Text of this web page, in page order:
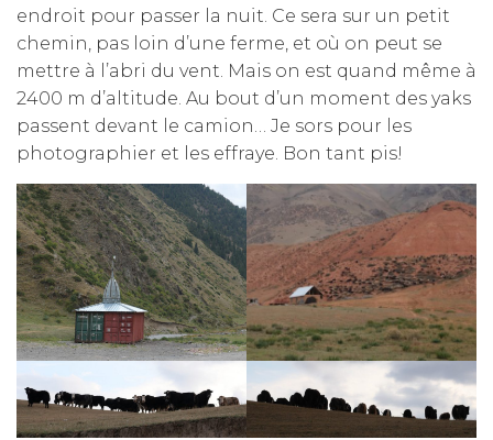
endroit pour passer la nuit. Ce sera sur un petit
chemin, pas loin d’une ferme, et où on peut se
mettre à l’abri du vent. Mais on est quand même à
2400 m d’altitude. Au bout d’un moment des yaks
passent devant le camion… Je sors pour les
photographier et les effraye. Bon tant pis!